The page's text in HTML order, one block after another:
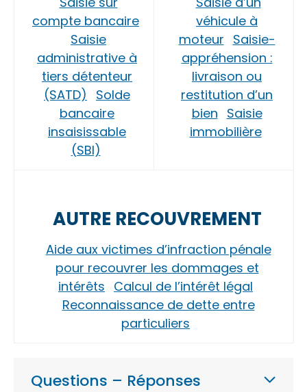
compte bancaire
Saisie
administrative à
tiers détenteur
(SATD)
Solde
bancaire
insaisissable
(SBI)
véhicule à
moteur Saisie-
appréhension :
livraison ou
restitution d’un
bien Saisie
immobilière
AUTRE RECOUVREMENT
Aide aux victimes d’infraction pénale
pour recouvrer les dommages et
intérêts Calcul de l’intérêt légal
Reconnaissance de dette entre
particuliers
Questions – Réponses